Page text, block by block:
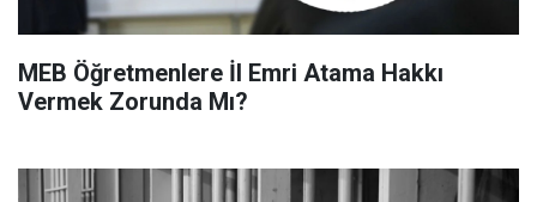
MEB Öğretmenlere İl Emri Atama Hakkı
Vermek Zorunda Mı?